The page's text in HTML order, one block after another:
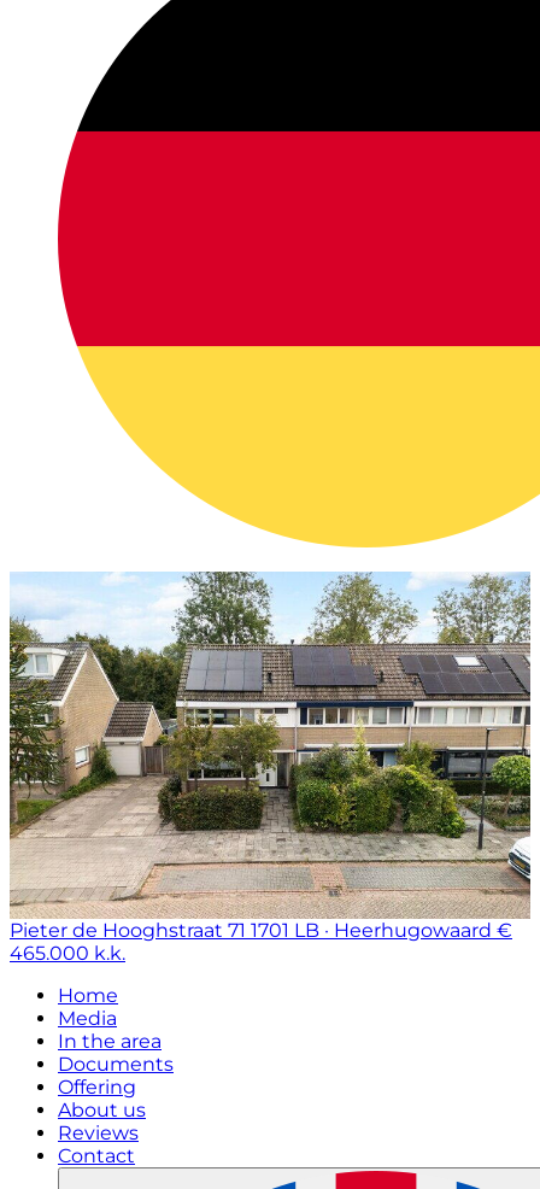
Pieter de Hooghstraat 71 1701 LB · Heerhugowaard €
465.000 k.k.
Home
Media
In the area
Documents
Offering
About us
Reviews
Contact